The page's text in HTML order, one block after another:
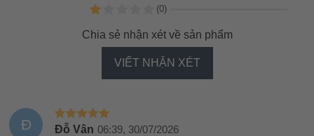
(0)
Chia sẻ nhận xét về sản phẩm
VIẾT NHẬN XÉT
Đ Đỗ Vân 06:39, 30/07/2026